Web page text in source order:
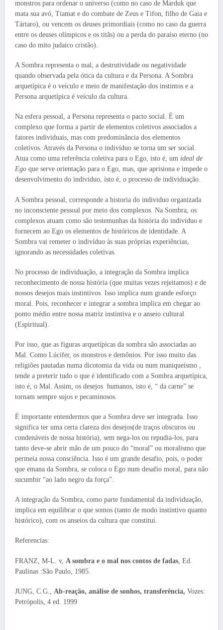
monstros para ordenar o universo (como no caso de Marduk que
mata sua avó, Tiamat e do combate de Zeus e Tifon, filho de Gaia e
Tártaro), ou vencem os deuses primordiais (como no caso da guerra
entre os deuses olímpicos e os titãs) ou a perda do paraíso eterno (no
caso do mito judaico cristão).
A Sombra representa o mal, a destrutividade ou negatividade
quando observada pela ótica da cultura e da Persona. A Sombra
arquetípica é o veículo e meio de manifestação dos instintos e a
Persona arquetípica é veículo da cultura.
Na esfera pessoal, a Persona representa o pacto social. É um
complexo que forma a partir de elementos coletivos associados a
fatores individuais, mas com predominância dos elementos
coletivos. Através da Persona o indivíduo se torna um ser social.
Atua como uma referência coletiva para o Ego, isto é, um ideal de
Ego que serve orientação para o Ego, mas, que aprisiona e impede o
desenvolvimento do individuo, isto é, o processo de individuação.
A Sombra pessoal, corresponde a historia do individuo organizada
no inconsciente pessoal por meio dos complexos. Na Sombra, os
complexos atuam como são testemunhas da história do individuo e
fornecem ao Ego os elementos de históricos de identidade. A
Sombra vai remeter o indivíduo às suas próprias experiências,
ignorando as necessidades coletivas.
No processo de individuação, a integração da Sombra implica
reconhecimento de nossa história (que muitas vezes rejeitamos) e de
nossos desejos mais instintivos. Isso implica num grande esforço
moral. Pois, reconhecer e integrar a sombra implica em chegar ao
ponto médio entre nossa matriz instintiva e o anseio cultural
(Espiritual).
Por isso, que as figuras arquetípicas da sombra são associadas ao
Mal. Como Lúcifer, os monstros e demônios. Por isso muito das
religiões pautadas numa dicotomia da vida ou num maniqueísmo ,
tende a preterir tudo o que é identificado com a Sombra arquetípica,
isto é, o Mal. Assim, os desejos humanos, isto é, “ da carne” se
tornam sempre sujos e pecaminosos.
É importante entendermos que a Sombra deve ser integrada. Isso
significa ter uma certa clareza dos desejos(de traços obscuros ou
condenáveis de nossa história), sem nega-los ou repudia-los, para
tanto deve-se abrir mão de um pouco do “moral” ou moralismo que
permeia nossa consciência. Isso é um grande desafio, pois, o poder
que emana da Sombra, se coloca o Ego num desafio moral, para não
sucumbir “ao lado negro da força”.
A integração da Sombra, como parte fundamental da individuação,
implica em equilibrar o que somos (tanto de modo instintivo quanto
histórico), com os anseios da cultura que constitui.
Referencias:
FRANZ, M-L. v, A sombra e o mal nos contos de fadas , Ed.
Paulinas :São Paulo, 1985.
JUNG, C.G., Ab-reação, análise de sonhos, transferência, Vozes:
Petrópolis, 4 ed. 1999